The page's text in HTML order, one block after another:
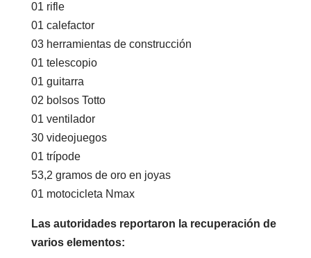
01 rifle
01 calefactor
03 herramientas de construcción
01 telescopio
01 guitarra
02 bolsos Totto
01 ventilador
30 videojuegos
01 trípode
53,2 gramos de oro en joyas
01 motocicleta Nmax
Las autoridades reportaron la recuperación de
varios elementos: